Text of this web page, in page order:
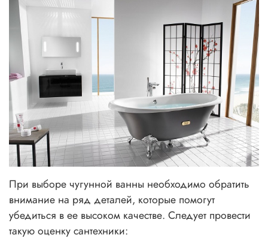
При выборе чугунной ванны необходимо обратить
внимание на ряд деталей, которые помогут
убедиться в ее высоком качестве. Следует провести
такую оценку сантехники: